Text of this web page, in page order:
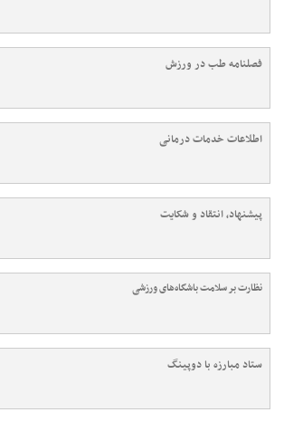
فصلنامه طب در ورزش
اطلاعات خدمات درمانی
پیشنهاد، انتقاد و شکایت
نظارت بر سلامت باشگاه‌های ورزشی
ستاد مبارزه با دوپینگ